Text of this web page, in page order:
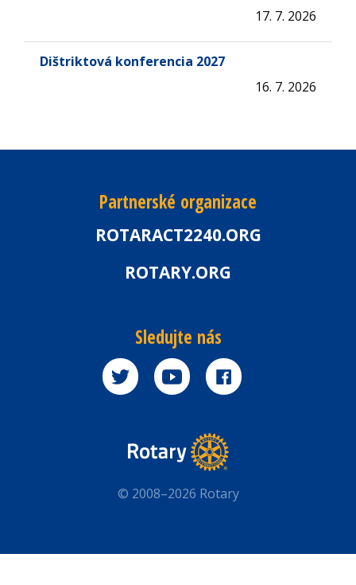
17. 7. 2026
Dištriktová konferencia 2027
16. 7. 2026
Partnerské organizace
ROTARACT2240.ORG
ROTARY.ORG
Sledujte nás
© 2008–2026 Rotary